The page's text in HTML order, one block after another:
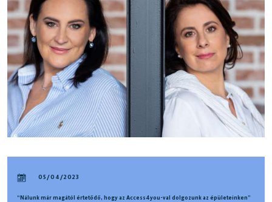
05/04/2023
“Nálunk már magától értetődő, hogy az Access4you-val dolgozunk az épületeinken”